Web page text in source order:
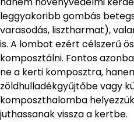
leggyakoribb gombás
varasodás, lisztharmat),
is. A lombot ezért célszerű
komposztálni. Fontos
ne a kerti komposztra,
zöldhulladékgyűjtőbe vagy
komposzthalomba
juthassanak vissza a kertbe.